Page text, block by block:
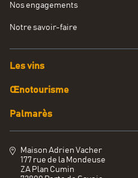
Nos engagements
Notre savoir-faire
Les vins
Œnotourisme
Palmarès
Maison Adrien Vacher
177 rue de la Mondeuse
ZA Plan Cumin